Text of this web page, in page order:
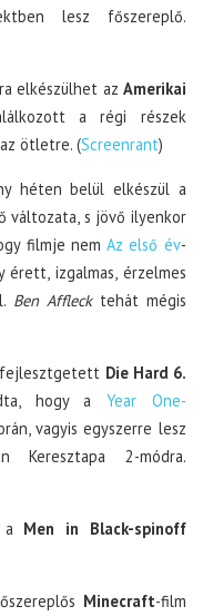
lesz főszereplő.
elkészülhet az Amerikai
a régi részek
ötletre. (Screenrant)
héten belül elkészül a
változata, s jövő ilyenkor
filmje nemAz első év-
érett, izgalmas, érzelmes
Ben Afflecktehát mégis
fejlesztgetett Die Hard 6.
hogy a Year One-
vagyis egyszerre lesz
Keresztapa 2-módra.
Men in Black-spinoff
Minecraft-film